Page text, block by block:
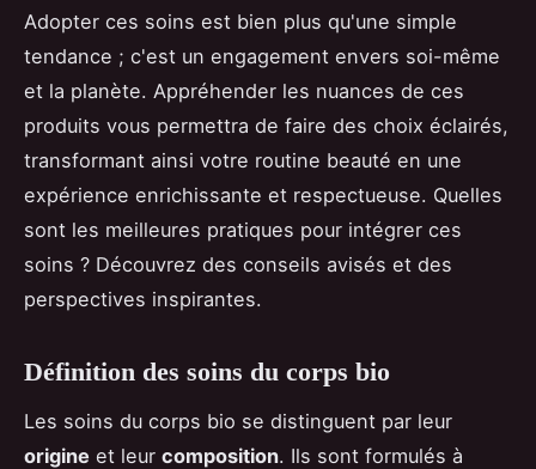
Adopter ces soins est bien plus qu'une simple
tendance ; c'est un engagement envers soi-même
et la planète. Appréhender les nuances de ces
produits vous permettra de faire des choix éclairés,
transformant ainsi votre routine beauté en une
expérience enrichissante et respectueuse. Quelles
sont les meilleures pratiques pour intégrer ces
soins ? Découvrez des conseils avisés et des
perspectives inspirantes.
Définition des soins du corps bio
Les soins du corps bio se distinguent par leur
origine et leur composition. Ils sont formulés à